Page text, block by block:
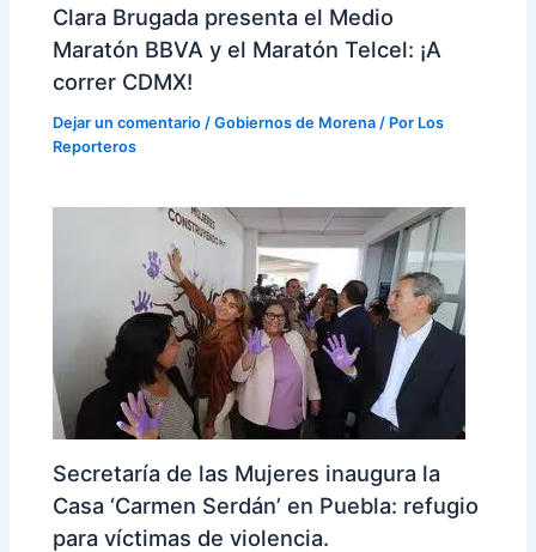
Clara Brugada presenta el Medio
Maratón BBVA y el Maratón Telcel: ¡A
correr CDMX!
Dejar un comentario /Gobiernos de Morena / Por Los
Reporteros
Secretaría de las Mujeres inaugura la
Casa ‘Carmen Serdán’ en Puebla: refugio
para víctimas de violencia.